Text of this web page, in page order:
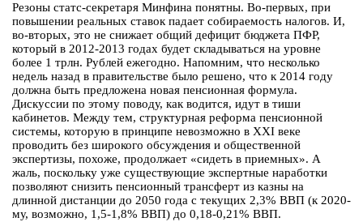
Резоны статс-секретаря Минфина понятны. Во-первых, при
повышении реальных ставок падает собираемость налогов. И,
во-вторых, это не снижает общий дефицит бюджета ПФР,
который в 2012-2013 годах будет складываться на уровне
более 1 трлн. Рублей ежегодно. Напомним, что несколько
недель назад в правительстве было решено, что к 2014 году
должна быть предложена новая пенсионная формула.
Дискуссии по этому поводу, как водится, идут в тиши
кабинетов. Между тем, структурная реформа пенсионной
системы, которую в принципе невозможно в XXI веке
проводить без широкого обсуждения и общественной
экспертизы, похоже, продолжает «сидеть в приемных». А
жаль, поскольку уже существующие экспертные наработки
позволяют снизить пенсионный трансферт из казны на
длинной дистанции до 2050 года с текущих 2,3% ВВП (к 2020-
му, возможно, 1,5-1,8% ВВП) до 0,18-0,21% ВВП.